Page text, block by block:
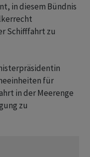
in diesem Bündnis
Schifffahrt zu
für
in der Meerenge
zu